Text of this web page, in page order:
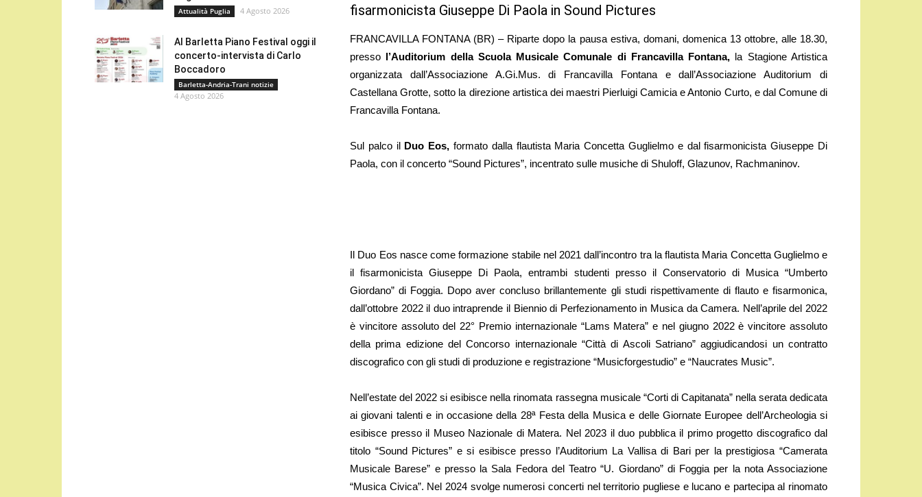
fisarmonicista Giuseppe Di Paola in Sound Pictures
FRANCAVILLA FONTANA (BR) – Riparte dopo la pausa estiva, domani, domenica 13 ottobre, alle 18.30,
presso l’Auditorium della Scuola Musicale Comunale di Francavilla Fontana, la Stagione Artistica
organizzata dall’Associazione A.Gi.Mus. di Francavilla Fontana e dall’Associazione Auditorium di
Castellana Grotte, sotto la direzione artistica dei maestri Pierluigi Camicia e Antonio Curto, e dal Comune di
Francavilla Fontana.
Sul palco ilDuo Eos, formato dalla flautista Maria Concetta Guglielmo e dal fisarmonicista Giuseppe Di
Paola, con il concerto “Sound Pictures”, incentrato sulle musiche di Shuloff, Glazunov, Rachmaninov.
Il Duo Eos nasce come formazione stabile nel 2021 dall’incontro tra la flautista Maria Concetta Guglielmo e
il fisarmonicista Giuseppe Di Paola, entrambi studenti presso il Conservatorio di Musica “Umberto
Giordano” di Foggia. Dopo aver concluso brillantemente gli studi rispettivamente di flauto e fisarmonica,
dall’ottobre 2022 il duo intraprende il Biennio di Perfezionamento in Musica da Camera. Nell’aprile del 2022
è vincitore assoluto del 22° Premio internazionale “Lams Matera” e nel giugno 2022 è vincitore assoluto
della prima edizione del Concorso internazionale “Città di Ascoli Satriano” aggiudicandosi un contratto
discografico con gli studi di produzione e registrazione “Musicforgestudio” e “Naucrates Music”.
Nell’estate del 2022 si esibisce nella rinomata rassegna musicale “Corti di Capitanata” nella serata dedicata
ai giovani talenti e in occasione della 28ª Festa della Musica e delle Giornate Europee dell’Archeologia si
esibisce presso il Museo Nazionale di Matera. Nel 2023 il duo pubblica il primo progetto discografico dal
titolo “Sound Pictures” e si esibisce presso l’Auditorium La Vallisa di Bari per la prestigiosa “Camerata
Musicale Barese” e presso la Sala Fedora del Teatro “U. Giordano” di Foggia per la nota Associazione
“Musica Civica”. Nel 2024 svolge numerosi concerti nel territorio pugliese e lucano e partecipa al rinomato
Attualità Puglia 4 Agosto 2026
Al Barletta Piano Festival oggi il
concerto-intervista di Carlo
Boccadoro
Barletta-Andria-Trani notizie
4 Agosto 2026